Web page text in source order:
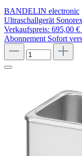
BANDELIN electronic
Ultraschallgerät
Verkaufspreis: 695,00 €
Abonnement Sofort